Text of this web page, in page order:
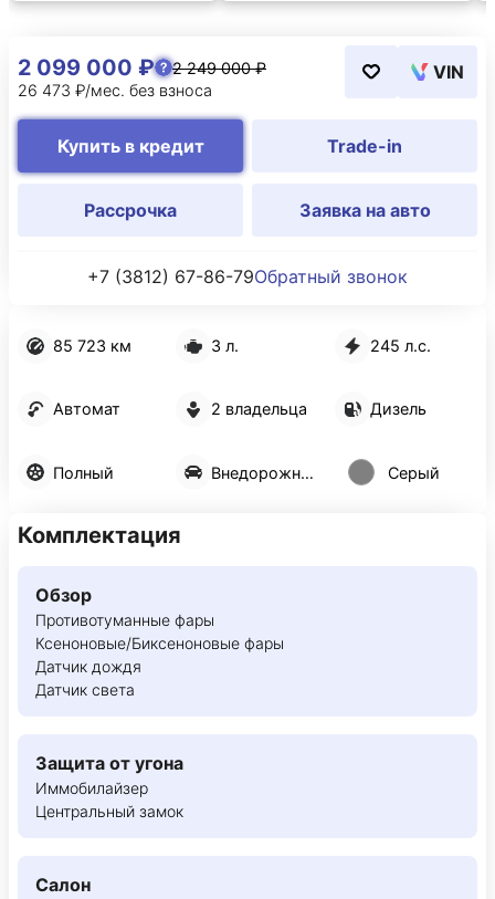
85 723 км 3 л. 245 л.с.
Автомат 2 владельца Дизель
Полный Внедорожник 5 дв. Серый
2 099 000 ₽
2 249 000 ₽
26 473 ₽/мес. без взноса
VIN
Купить в кредит Trade-in
Рассрочка Заявка на авто
+7 (3812) 67-86-79Обратный звонок
Комплектация
Обзор
Противотуманные фары
Ксеноновые/Биксеноновые фары
Датчик дождя
Датчик света
Защита от угона
Иммобилайзер
Центральный замок
Салон